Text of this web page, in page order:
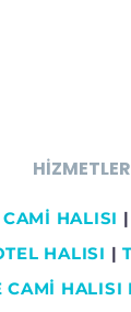
HALISI |
HALISI |
CAMİ HALISI